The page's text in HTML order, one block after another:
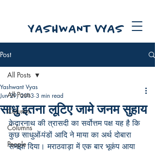
YASHWANT VYAS
Post
All Posts
Column
Columns
People
All Posts
साधु इतना लूटिए जामे जनम सुहाय
Yashwant Vyas
Jun 29, 2013 3 min read
केदारनाथ की त्रासदी का सर्वोत्तम पक्ष यह है कि
कुछ साधुओं-पंडों आदि ने माया का अर्थ दोबारा
समझा दिया। मराठवाड़ा में एक बार भूकंप आया